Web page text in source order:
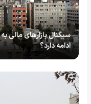
سیگنال بازارهای
ادامه دارد؟